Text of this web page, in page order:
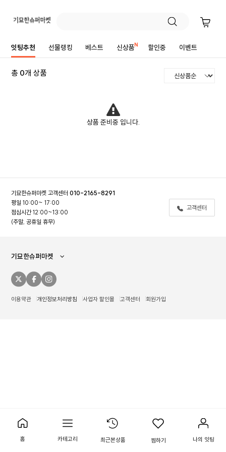
잇팅추천 선물랭킹 베스트 신상품 할인중 이벤트
홈 카테고리 최근본상품 찜하기 나의 잇팅
총 0개 상품
상품 준비중 입니다.
기묘한슈퍼마켓 고객센터010-2165-8291
평일 10:00~ 17:00
점심시간 12:00~13:00
주말, 공휴일 휴무
고객센터
기묘한슈퍼마켓
이용약관 개인정보처리방침 사업자 할인몰 고객센터 회원가입